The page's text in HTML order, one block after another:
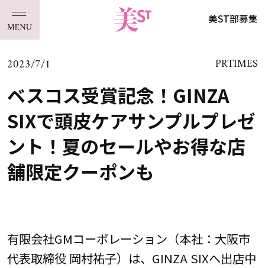
美ST部募集
2023/7/1 PRTIMES
ベスコス受賞記念！GINZA
SIXで頭皮ケアサンプルプレゼ
ント！夏のセールやお得な店
舗限定クーポンも
有限会社GMコーポレーション（本社：大阪市
代表取締役 岡村祐子）は、GINZA SIXへ出店中